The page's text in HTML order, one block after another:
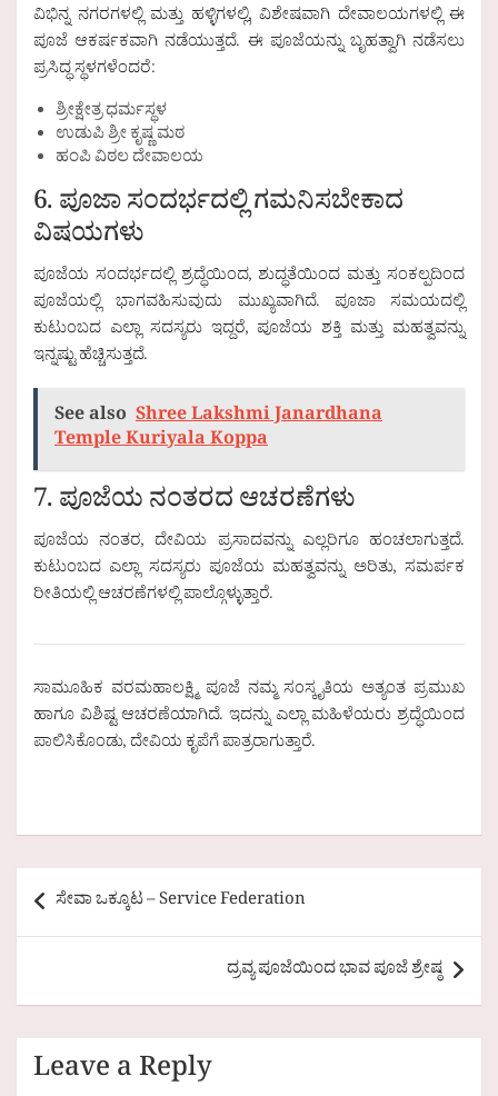
ವಿಭಿನ್ನ ನಗರಗಳಲ್ಲಿ ಮತ್ತು ಹಳ್ಳಿಗಳಲ್ಲಿ, ವಿಶೇಷವಾಗಿ ದೇವಾಲಯಗಳಲ್ಲಿ ಈ
ಪೂಜೆ ಆಕರ್ಷಕವಾಗಿ ನಡೆಯುತ್ತದೆ. ಈ ಪೂಜೆಯನ್ನು ಬೃಹತ್ವಾಗಿ ನಡೆಸಲು
ಪ್ರಸಿದ್ಧ ಸ್ಥಳಗಳೆಂದರೆ:
ಶ್ರೀಕ್ಷೇತ್ರ ಧರ್ಮಸ್ಥಳ
ಉಡುಪಿ ಶ್ರೀ ಕೃಷ್ಣ ಮಠ
ಹಂಪಿ ವಿಠಲ ದೇವಾಲಯ
6. ಪೂಜಾ ಸಂದರ್ಭದಲ್ಲಿ ಗಮನಿಸಬೇಕಾದ
ವಿಷಯಗಳು
ಪೂಜೆಯ ಸಂದರ್ಭದಲ್ಲಿ ಶ್ರದ್ಧೆಯಿಂದ, ಶುದ್ಧತೆಯಿಂದ ಮತ್ತು ಸಂಕಲ್ಪದಿಂದ
ಪೂಜೆಯಲ್ಲಿ ಭಾಗವಹಿಸುವುದು ಮುಖ್ಯವಾಗಿದೆ. ಪೂಜಾ ಸಮಯದಲ್ಲಿ
ಕುಟುಂಬದ ಎಲ್ಲಾ ಸದಸ್ಯರು ಇದ್ದರೆ, ಪೂಜೆಯ ಶಕ್ತಿ ಮತ್ತು ಮಹತ್ವವನ್ನು
ಇನ್ನಷ್ಟು ಹೆಚ್ಚಿಸುತ್ತದೆ.
See also Shree Lakshmi Janardhana
Temple Kuriyala Koppa
7. ಪೂಜೆಯ ನಂತರದ ಆಚರಣೆಗಳು
ಪೂಜೆಯ ನಂತರ, ದೇವಿಯ ಪ್ರಸಾದವನ್ನು ಎಲ್ಲರಿಗೂ ಹಂಚಲಾಗುತ್ತದೆ.
ಕುಟುಂಬದ ಎಲ್ಲಾ ಸದಸ್ಯರು ಪೂಜೆಯ ಮಹತ್ವವನ್ನು ಅರಿತು, ಸಮರ್ಪಕ
ರೀತಿಯಲ್ಲಿ ಆಚರಣೆಗಳಲ್ಲಿ ಪಾಲ್ಗೊಳ್ಳುತ್ತಾರೆ.
ಸಾಮೂಹಿಕ ವರಮಹಾಲಕ್ಷ್ಮಿ ಪೂಜೆ ನಮ್ಮ ಸಂಸ್ಕೃತಿಯ ಅತ್ಯಂತ ಪ್ರಮುಖ
ಹಾಗೂ ವಿಶಿಷ್ಟ ಆಚರಣೆಯಾಗಿದೆ. ಇದನ್ನು ಎಲ್ಲಾ ಮಹಿಳೆಯರು ಶ್ರದ್ಧೆಯಿಂದ
ಪಾಲಿಸಿಕೊಂಡು, ದೇವಿಯ ಕೃಪೆಗೆ ಪಾತ್ರರಾಗುತ್ತಾರೆ.
Post
navigation
ಸೇವಾ ಒಕ್ಕೂಟ – Service Federation
ದ್ರವ್ಯ ಪೂಜೆಯಿಂದ ಭಾವ ಪೂಜೆ ಶ್ರೇಷ್ಠ
Leave a Reply